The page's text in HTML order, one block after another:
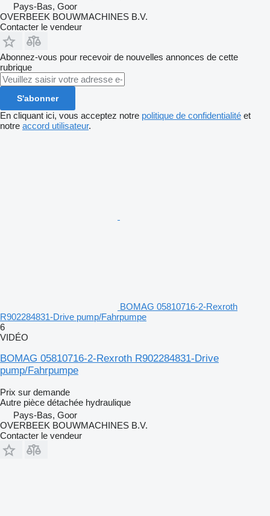
Pays-Bas, Goor
OVERBEEK BOUWMACHINES B.V.
Contacter le vendeur
Abonnez-vous pour recevoir de nouvelles annonces de cette
rubrique
S'abonner
En cliquant ici, vous acceptez notre politique de confidentialité et
notre accord utilisateur.
BOMAG 05810716-2-Rexroth
R902284831-Drive pump/Fahrpumpe
6
VIDÉO
BOMAG 05810716-2-Rexroth R902284831-Drive
pump/Fahrpumpe
Prix sur demande
Autre pièce détachée hydraulique
Pays-Bas, Goor
OVERBEEK BOUWMACHINES B.V.
Contacter le vendeur